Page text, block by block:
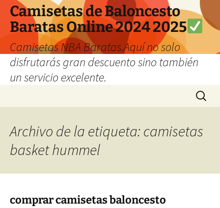
Camisetas de Baloncesto
Baratas Online 2024 2025
Camisetas NBA Baratas.Aquí no solo
disfrutarás gran descuento sino también
un servicio excelente.
Buscar:
Archivo de la etiqueta: camisetas
basket hummel
comprar camisetas baloncesto